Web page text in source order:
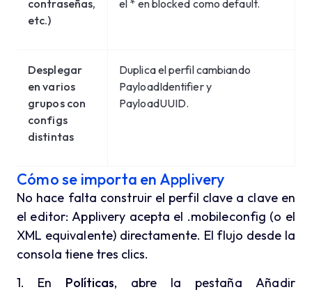
contraseñas,
etc.)
el * en blocked como default.
Desplegar
en varios
grupos con
configs
distintas
Duplica el perfil cambiando
PayloadIdentifier y
PayloadUUID.
Cómo se importa en Applivery
No hace falta construir el perfil clave a clave en
el editor: Applivery acepta el .mobileconfig (o el
XML equivalente) directamente. El flujo desde la
consola tiene tres clics.
1. En Políticas, abre la pestaña Añadir